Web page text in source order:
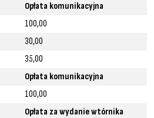
Opłata komunikacyjna
100,00
30,00
35,00
Opłata komunikacyjna
100,00
Opłata za wydanie wtórnika